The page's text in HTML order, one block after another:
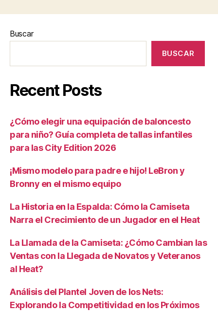
Buscar
BUSCAR
Recent Posts
¿Cómo elegir una equipación de baloncesto
para niño? Guía completa de tallas infantiles
para las City Edition 2026
¡Mismo modelo para padre e hijo! LeBron y
Bronny en el mismo equipo
La Historia en la Espalda: Cómo la Camiseta
Narra el Crecimiento de un Jugador en el Heat
La Llamada de la Camiseta: ¿Cómo Cambian las
Ventas con la Llegada de Novatos y Veteranos
al Heat?
Análisis del Plantel Joven de los Nets:
Explorando la Competitividad en los Próximos